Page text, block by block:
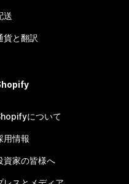
送
貨と翻訳
について
用情報
資家の皆様へ